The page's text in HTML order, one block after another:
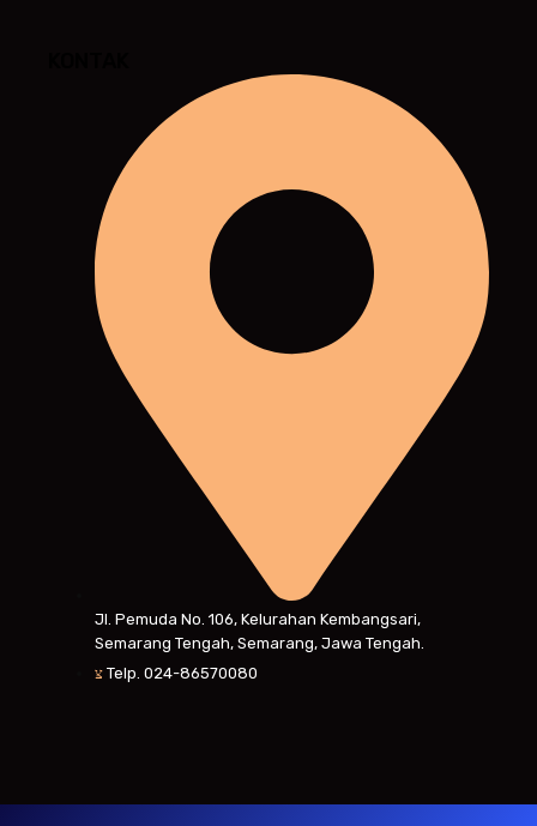
Jl. Pemuda No. 106, Kelurahan Kembangsari,
Semarang Tengah, Semarang, Jawa Tengah.
Telp. 024-86570080